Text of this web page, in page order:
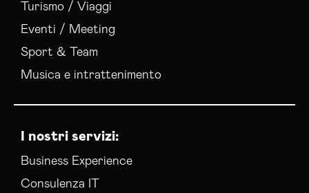
Turismo / Viaggi
Eventi / Meeting
Sport & Team
Musica e intrattenimento
I nostri servizi:
Business Experience
Consulenza IT